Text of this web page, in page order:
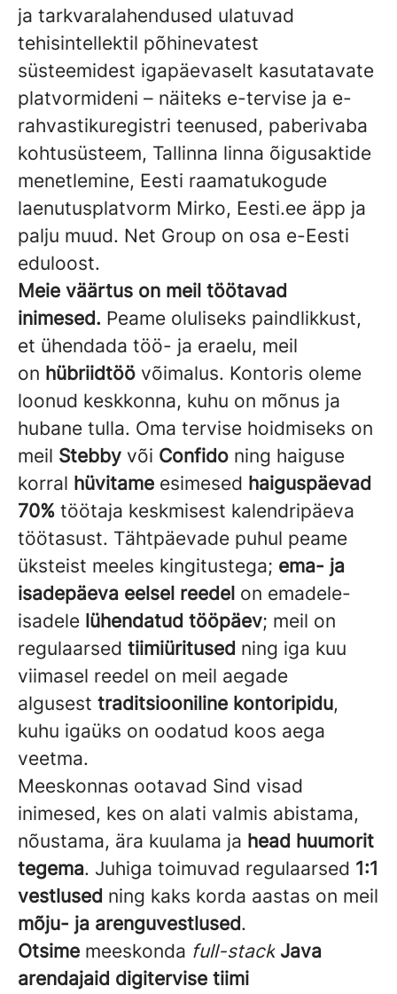
ja tarkvaralahendused ulatuvad
tehisintellektil põhinevatest
süsteemidest igapäevaselt kasutatavate
platvormideni – näiteks e-tervise ja e-
rahvastikuregistri teenused, paberivaba
kohtusüsteem, Tallinna linna õigusaktide
menetlemine, Eesti raamatukogude
laenutusplatvorm Mirko, Eesti.ee äpp ja
palju muud. Net Group on osa e-Eesti
eduloost.
Meie väärtus on meil töötavad
inimesed. Peame oluliseks paindlikkust,
et ühendada töö- ja eraelu, meil
on hübriidtöö võimalus. Kontoris oleme
loonud keskkonna, kuhu on mõnus ja
hubane tulla. Oma tervise hoidmiseks on
meil Stebby või Confido ning haiguse
korral hüvitame esimesed haiguspäevad
70% töötaja keskmisest kalendripäeva
töötasust. Tähtpäevade puhul peame
üksteist meeles kingitustega; ema- ja
isadepäeva eelsel reedel on emadele-
isadele lühendatud tööpäev; meil on
regulaarsed tiimiüritused ning iga kuu
viimasel reedel on meil aegade
algusest traditsiooniline kontoripidu,
kuhu igaüks on oodatud koos aega
veetma.
Meeskonnas ootavad Sind visad
inimesed, kes on alati valmis abistama,
nõustama, ära kuulama ja head huumorit
tegema. Juhiga toimuvad regulaarsed 1:1
vestlused ning kaks korda aastas on meil
mõju- ja arenguvestlused.
Otsime meeskonda full-stack Java
arendajaid digitervise tiimi